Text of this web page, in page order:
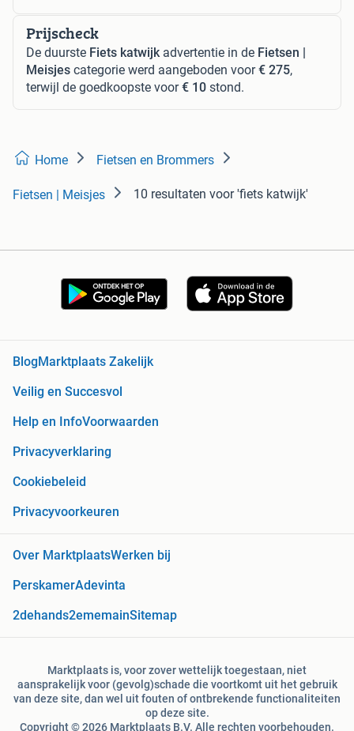
Prijscheck
De duurste Fiets katwijk advertentie in de Fietsen |
Meisjes categorie werd aangeboden voor€ 275,
terwijl de goedkoopste voor€ 10 stond.
Home Fietsen en Brommers
Fietsen | Meisjes 10 resultaten voor 'fiets katwijk'
BlogMarktplaats Zakelijk
Veilig en Succesvol
Help en InfoVoorwaarden
Privacyverklaring
Cookiebeleid
Privacyvoorkeuren
Over MarktplaatsWerken bij
PerskamerAdevinta
2dehands2ememainSitemap
Marktplaats is, voor zover wettelijk toegestaan, niet
aansprakelijk voor (gevolg)schade die voortkomt uit het gebruik
van deze site, dan wel uit fouten of ontbrekende functionaliteiten
op deze site.
Copyright © 2026 Marktplaats B.V. Alle rechten voorbehouden.